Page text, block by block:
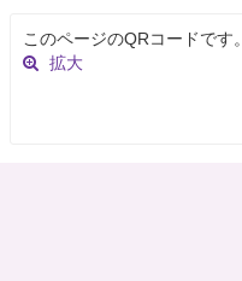
このページのQRコードです。
拡大